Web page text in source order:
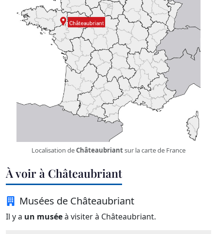
Localisation deChâteaubriantsur la carte de France
À voir à Châteaubriant
Musées de Châteaubriant
Il y a un muséeà visiter à Châteaubriant.